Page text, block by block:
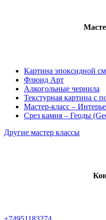
Картина эпоксидной
Флюид Арт
Алкогольные чернила
Текстурная картина с
Мастер-класс –
Срез камня – Геоды
Другие мастер классы